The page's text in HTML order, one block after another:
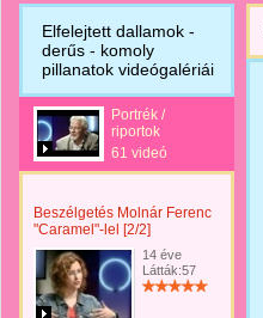
Elfelejtett dallamok -
derűs - komoly
pillanatok videógalériái
Portrék /
riportok
61 videó
Beszélgetés Molnár Ferenc
"Caramel"-lel [2/2]
14 éve
Látták:57